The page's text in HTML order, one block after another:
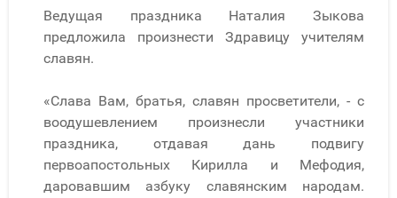
Ведущая праздника Наталия Зыкова
предложила произнести Здравицу учителям
славян.
«Слава Вам, братья, славян просветители, - с
воодушевлением произнесли участники
праздника, отдавая дань подвигу
первоапостольных Кирилла и Мефодия,
даровавшим азбуку славянским народам.